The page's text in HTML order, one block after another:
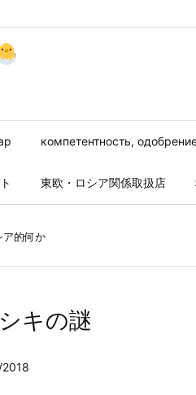
компетентность,
東欧・ロシア関係取扱店
ア的何か
キの謎